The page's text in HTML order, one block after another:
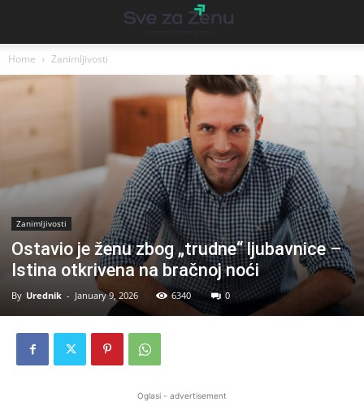
Home Zanimljivosti
Zanimljivosti
Ostavio je ženu zbog „trudne“ ljubavnice –
Istina otkrivena na bračnoj noći
By Urednik - January 9, 2026 6340 0
Oglasi - advertisement